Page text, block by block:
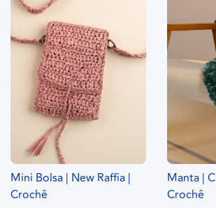
Mini Bolsa | New Raffia |
Crochê
Manta |
Crochê